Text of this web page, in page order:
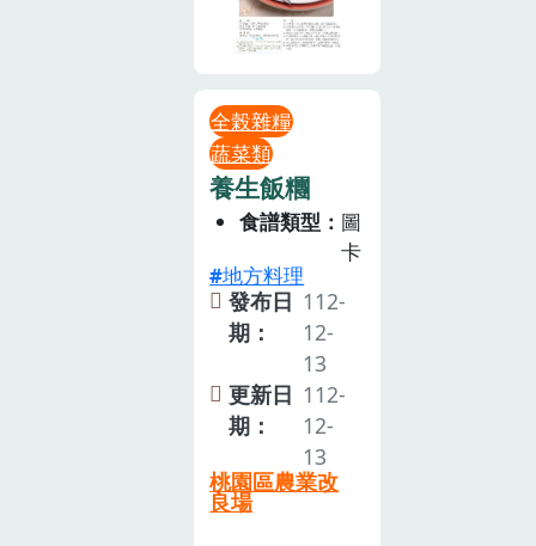
全榖雜糧
蔬菜類
養生飯糰
食譜類型
圖
卡
地方料理
發布日
期：
112-
12-
13
更新日
期：
112-
12-
13
桃園區農業改
良場